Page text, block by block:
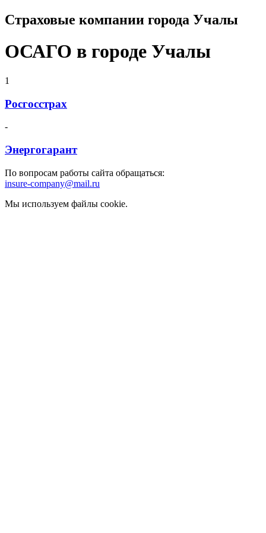
Страховые компании города Учалы
ОСАГО в городе Учалы
1
Росгосстрах
-
Энергогарант
По вопросам работы сайта обращаться:
insure-company@mail.ru
Мы используем файлы cookie.